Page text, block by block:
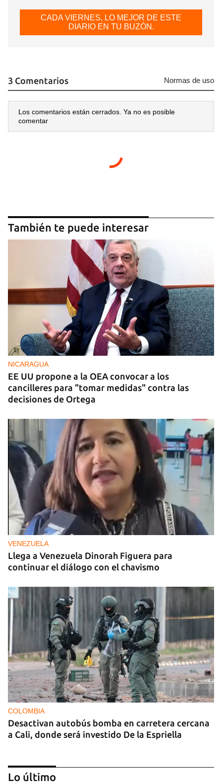
iniciar sesión con tu cuenta de 14ymedio.
INICIAR SESIÓN CANCELAR
CADA VIERNES, LO MEJOR DE ESTE
DIARIO EN TU BUZÓN.
3 Comentarios Normas de uso
Los comentarios están cerrados. Ya no es posible
comentar
También te puede interesar
NICARAGUA
EE UU propone a la OEA convocar a los
cancilleres para "tomar medidas" contra las
decisiones de Ortega
VENEZUELA
Llega a Venezuela Dinorah Figuera para
continuar el diálogo con el chavismo
COLOMBIA
Desactivan autobús bomba en carretera cercana
a Cali, donde será investido De la Espriella
Lo último